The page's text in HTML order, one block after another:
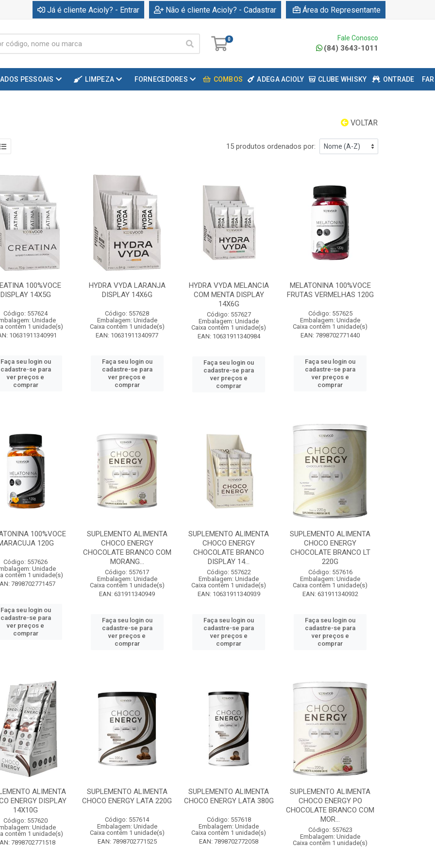
Já é cliente Acioly? - Entrar Não é cliente Acioly? - Cadastrar Área do Representante
0 Fale Conosco
(84) 3643-1011
PESSOAIS LIMPEZA FORNECEDORES COMBOS ADEGA ACIOLY CLUBE WHISKY ONTRADE
VOLTAR
15 produtos ordenados por:
100%VOCE
DISPLAY 14X5G
Código: 557624
Unidade
contém 1 unidade(s)
10631911340991
Faça seu login ou
cadastre-se para
ver preços e
comprar
HYDRA VYDA LARANJA
DISPLAY 14X6G
Código: 557628
Embalagem: Unidade
Caixa contém 1 unidade(s)
EAN: 10631911340977
Faça seu login ou
cadastre-se para
ver preços e
comprar
HYDRA VYDA MELANCIA
COM MENTA DISPLAY
14X6G
Código: 557627
Embalagem: Unidade
Caixa contém 1 unidade(s)
EAN: 10631911340984
Faça seu login ou
cadastre-se para
ver preços e
comprar
MELATONINA 100%VOCE
FRUTAS VERMELHAS 120G
Código: 557625
Embalagem: Unidade
Caixa contém 1 unidade(s)
EAN: 7898702771440
Faça seu login ou
cadastre-se para
ver preços e
comprar
100%VOCE
120G
Código: 557626
Unidade
contém 1 unidade(s)
7898702771457
Faça seu login ou
cadastre-se para
ver preços e
comprar
SUPLEMENTO ALIMENTA
CHOCO ENERGY
CHOCOLATE BRANCO COM
MORANG...
Código: 557617
Embalagem: Unidade
Caixa contém 1 unidade(s)
EAN: 631911340949
Faça seu login ou
cadastre-se para
ver preços e
comprar
SUPLEMENTO ALIMENTA
CHOCO ENERGY
CHOCOLATE BRANCO
DISPLAY 14...
Código: 557622
Embalagem: Unidade
Caixa contém 1 unidade(s)
EAN: 10631911340939
Faça seu login ou
cadastre-se para
ver preços e
comprar
SUPLEMENTO ALIMENTA
CHOCO ENERGY
CHOCOLATE BRANCO LT
220G
Código: 557616
Embalagem: Unidade
Caixa contém 1 unidade(s)
EAN: 631911340932
Faça seu login ou
cadastre-se para
ver preços e
comprar
ALIMENTA
ENERGY DISPLAY
14X10G
Código: 557620
Unidade
contém 1 unidade(s)
7898702771518
SUPLEMENTO ALIMENTA
CHOCO ENERGY LATA 220G
Código: 557614
Embalagem: Unidade
Caixa contém 1 unidade(s)
EAN: 7898702771525
SUPLEMENTO ALIMENTA
CHOCO ENERGY LATA 380G
Código: 557618
Embalagem: Unidade
Caixa contém 1 unidade(s)
EAN: 7898702772058
SUPLEMENTO ALIMENTA
CHOCO ENERGY PO
CHOCOLATE BRANCO COM
MOR...
Código: 557623
Embalagem: Unidade
Caixa contém 1 unidade(s)